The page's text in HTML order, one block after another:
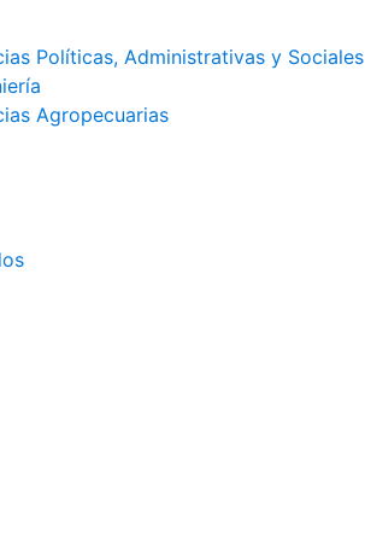
Políticas, Administrativas y Sociales
Agropecuarias